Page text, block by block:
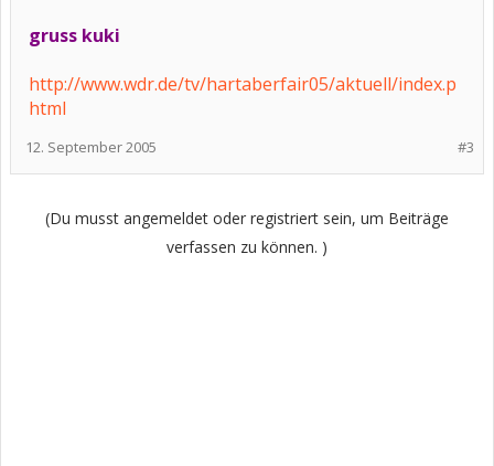
gruss kuki
http://www.wdr.de/tv/hartaberfair05/aktuell/index.p
html
#3
12. September 2005
(Du musst angemeldet oder registriert sein, um Beiträge
verfassen zu können. )